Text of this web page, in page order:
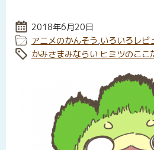
投稿日:
2018年6月20日
カテゴリー:
アニメのかんそう,いろいろレビ
タグ:
かみさまみならい ヒミツのここ